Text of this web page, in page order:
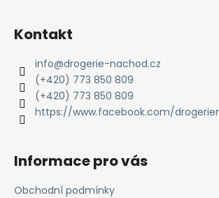
Kontakt
info@drogerie-nachod.cz
(+420) 773 850 809
(+420) 773 850 809
https://www.facebook.com/
Informace pro vás
Obchodní podmínky